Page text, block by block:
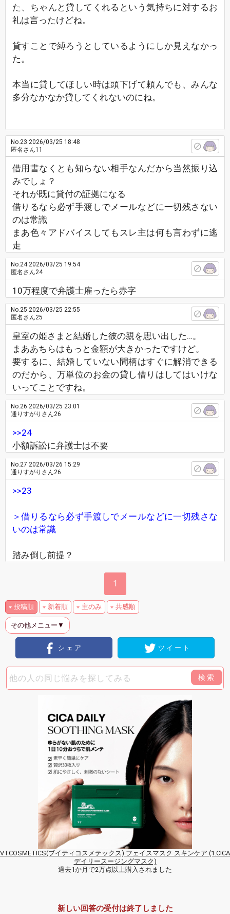
た、ちゃんと貸してくれるという気持ちに対するお
礼は言ったけどね。
貸すことで縛ろうとしているようにしか見えなかっ
た。
本当に貸してほしい時は頭下げて頼んでも、みんな
多分なかなか貸してくれないのにね。
No.23 2026/03/25 18:48
匿名さん11
借用書なくとも知らない相手なんだから当然振り込
みでしょ？
それが既に貸付の証拠になる
借りるなら必ず手渡しでメールなどに一切残さない
のは常識
まあ色々アドバイスしてもスレ主は何も言わずに逃
走
No.242026/03/25 19:54
匿名さん24
10万程度で弁護士雇ったら赤字
No.25 2026/03/25 22:55
匿名さん25
皇室の姫さまと結婚した彼の親を思い出した…。
まああちらはもっと金額が大きかったですけど。
要するに、結婚していない間柄はすぐに解消できる
のだから、万単位のお金の貸し借りはしてはいけな
いってことですね。
No.26 2026/03/25 23:01
通りすがりさん26
>>24
小額訴訟に弁護士は不要
No.27 2026/03/26 15:29
通りすがりさん26
>>23
＞借りるなら必ず手渡しでメールなどに一切残さな
いのは常識
踏み倒し前提？
1
投稿順 新着順 主のみ 共感順
その他メニュー▼
シェア ツイート
検索
VTCOSMETICS(ブイティコスメテックス) フェイスマスク スキンケア (1.CICA
デイリースージングマスク)
過去1か月で2万点以上購入されました
新しい回答の受付は終了しました